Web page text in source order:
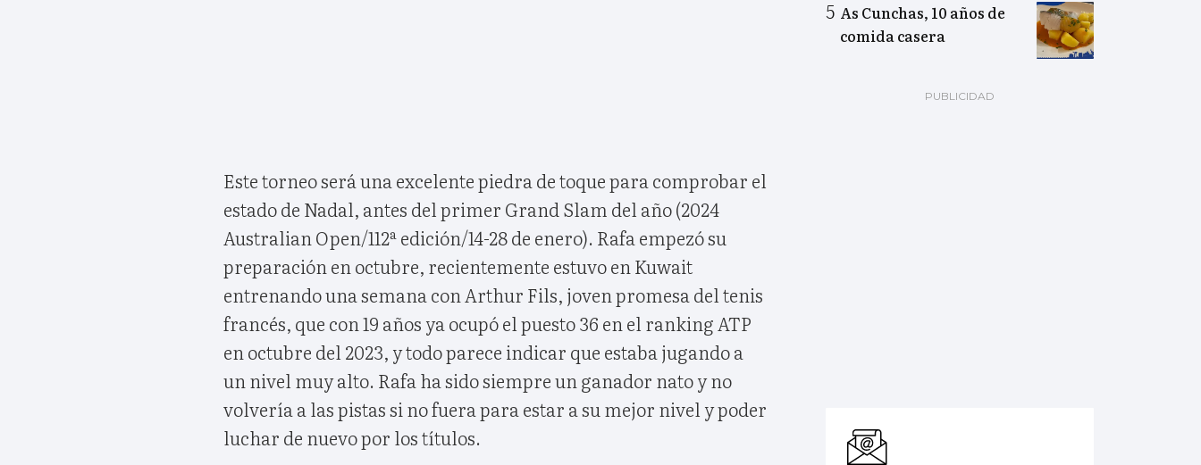
Este torneo será una excelente piedra de toque para comprobar el
estado de Nadal, antes del primer Grand Slam del año (2024
Australian Open/112ª edición/14-28 de enero). Rafa empezó su
preparación en octubre, recientemente estuvo en Kuwait
entrenando una semana con Arthur Fils, joven promesa del tenis
francés, que con 19 años ya ocupó el puesto 36 en el ranking ATP
en octubre del 2023, y todo parece indicar que estaba jugando a
un nivel muy alto. Rafa ha sido siempre un ganador nato y no
volvería a las pistas si no fuera para estar a su mejor nivel y poder
luchar de nuevo por los títulos.
As Cunchas, 10 años de
comida casera